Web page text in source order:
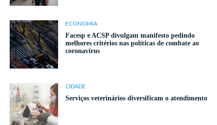
ECONOMIA
Facesp e ACSP divulgam manifesto pedindo
melhores critérios nas políticas de combate ao
coronavírus
CIDADE
Serviços veterinários diversificam o atendimento